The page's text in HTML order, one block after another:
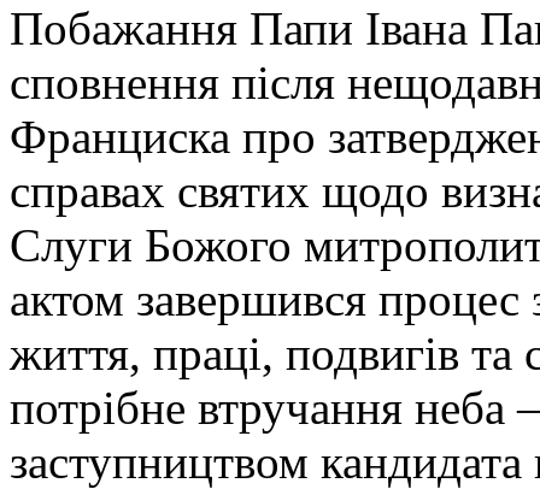
Побажання Папи Івана
сповнення після
Франциска про
справах святих щодо
Слуги Божого
актом завершився
життя, праці, подвигів
потрібне втручання неба
заступництвом кандидата